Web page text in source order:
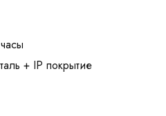
+ IP покрытие